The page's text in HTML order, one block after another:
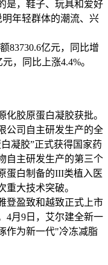
是，鞋子、玩具和爱好
年轻群体的潮流、兴
83730.6亿元，同比增
，同比上涨4.4%。
胶原蛋白凝胶获批。
公司自主研发生产的全
凝胶”正式获得国家药
自主研发生产的第三个
白制备的III类植入医
大技术突破。
登盈致和越致正式上市
4月9日，艾尔建全新一
作为新一代"冷冻减脂